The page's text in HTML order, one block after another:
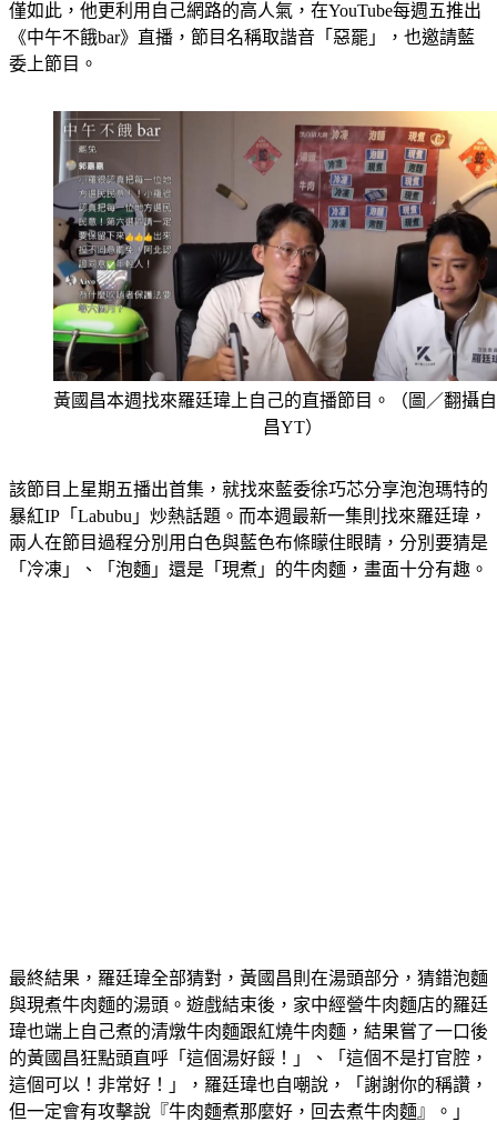
僅如此，他更利用自己網路的高人氣，在YouTube每週五推出
《中午不餓bar》直播，節目名稱取諧音「惡罷」，也邀請藍
委上節目。
黃國昌本週找來羅廷瑋上自己的直播節目。（圖／翻攝
昌YT）
該節目上星期五播出首集，就找來藍委徐巧芯分享泡泡瑪特的
暴紅IP「Labubu」炒熱話題。而本週最新一集則找來羅廷瑋，
兩人在節目過程分別用白色與藍色布條矇住眼睛，分別要猜是
「冷凍」、「泡麵」還是「現煮」的牛肉麵，畫面十分有趣。
最終結果，羅廷瑋全部猜對，黃國昌則在湯頭部分，猜錯泡麵
與現煮牛肉麵的湯頭。遊戲結束後，家中經營牛肉麵店的羅廷
瑋也端上自己煮的清燉牛肉麵跟紅燒牛肉麵，結果嘗了一口後
的黃國昌狂點頭直呼「這個湯好餒！」、「這個不是打官腔，
這個可以！非常好！」，羅廷瑋也自嘲說，「謝謝你的稱讚，
但一定會有攻擊說『牛肉麵煮那麼好，回去煮牛肉麵』。」